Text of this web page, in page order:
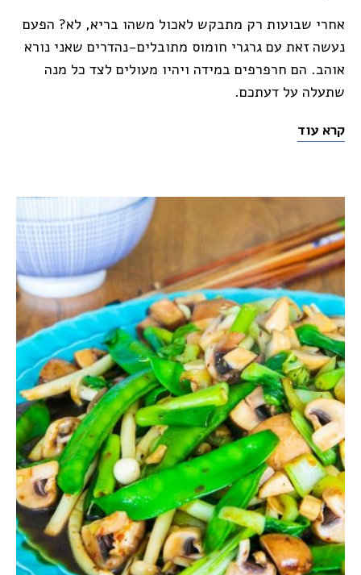
אחרי שבועות רק מתבקש לאכול משהו בריא, לא? הפעם
נעשה זאת עם גרגרי חומוס מתובלים-נהדרים שאני נורא
אוהב. הם חרפרפים במידה ויהיו מעולים לצד כל מנה
שתעלה על דעתכם.
קרא עוד